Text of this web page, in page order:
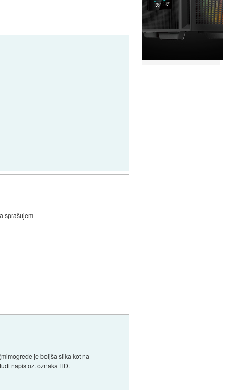
sprašujem
je boljša slika kot na
napis oz. oznaka HD.